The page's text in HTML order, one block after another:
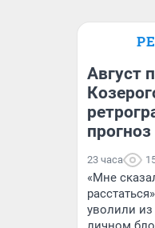
Август
прогноз
23 часа
«Мне
уволили